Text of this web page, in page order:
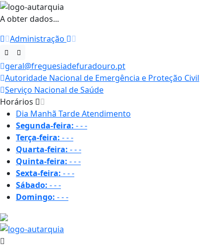
A obter dados...
Administração
geral@freguesiadefuradouro.pt
Autoridade Nacional de Emergência e Proteção Civil
Serviço Nacional de Saúde
Horários
Dia Manhã TardeAtendimento
Segunda-feira: ---
Terça-feira: ---
Quarta-feira: ---
Quinta-feira: ---
Sexta-feira: ---
Sábado: ---
Domingo: ---